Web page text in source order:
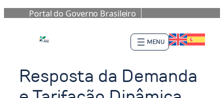
Portal do Governo Brasileiro
para
o
Resposta da Demanda